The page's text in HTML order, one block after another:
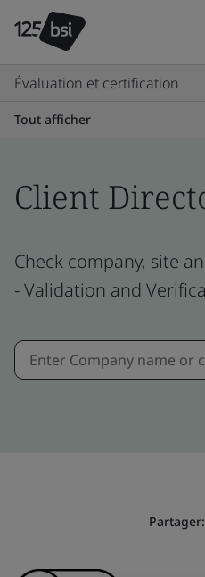
Évaluation et certification
Tout afficher
Client
Check company, site
- Validation and
Partager: